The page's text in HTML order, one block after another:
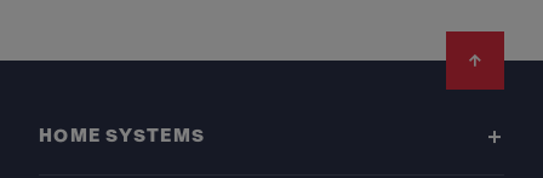
HOME SYSTEMS